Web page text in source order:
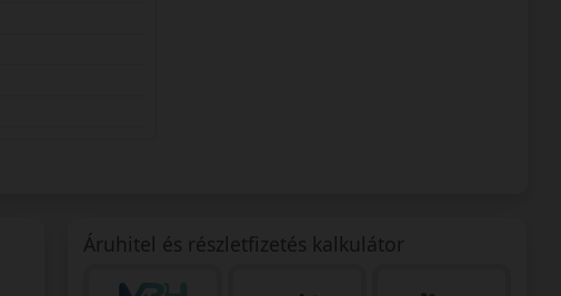
Áruhitel és részletfizetés kalkulátor